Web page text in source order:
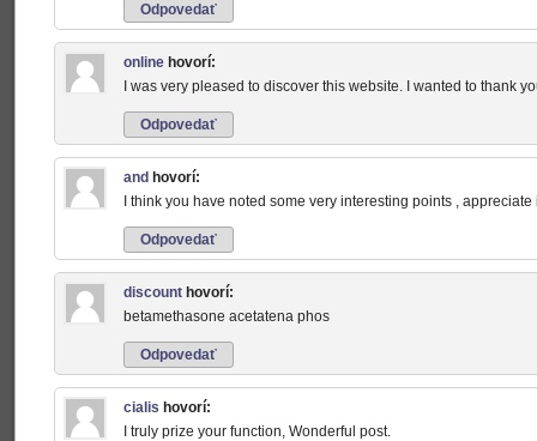
Odpovedať
online hovorí:
I was very pleased to discover this website. I wanted to thank
Odpovedať
and hovorí:
I think you have noted some very interesting points , appreciate
Odpovedať
discount hovorí:
betamethasone acetatena phos
Odpovedať
cialis hovorí:
I truly prize your function, Wonderful post.